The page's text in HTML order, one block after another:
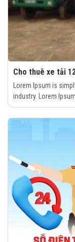
Cho thuê xe tải
Lorem Ipsum is
industry. Lorem Ipsum